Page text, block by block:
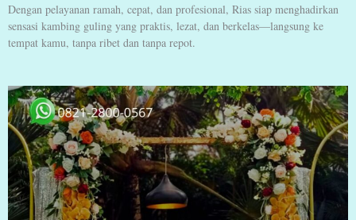
Dengan pelayanan ramah, cepat, dan profesional, Rias siap menghadirkan
sensasi kambing guling yang praktis, lezat, dan berkelas—langsung ke
tempat kamu, tanpa ribet dan tanpa repot.